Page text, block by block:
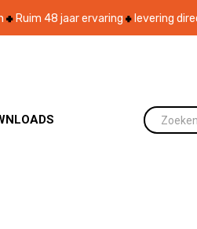
Ruim 48 jaar ervaring levering